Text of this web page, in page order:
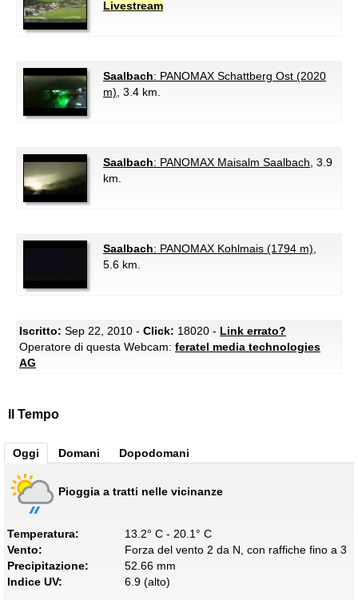
Livestream
Saalbach: PANOMAX Schattberg Ost (2020
m) , 3.4 km.
Saalbach: PANOMAX Maisalm Saalbach , 3.9
km.
Saalbach: PANOMAX Kohlmais (1794 m)
5.6 km.
Iscritto: Sep 22, 2010 - Click: 18020 - Link errato?
Operatore di questa Webcam: feratel media technologies
AG
Il Tempo
Oggi Domani Dopodomani
Pioggia a tratti nelle vicinanze
Temperatura:
13.2° C - 20.1° C
Vento:
Forza del vento 2 da N, con raffiche fino a 3
Precipitazione:
52.66 mm
Indice UV:
6.9 (alto)